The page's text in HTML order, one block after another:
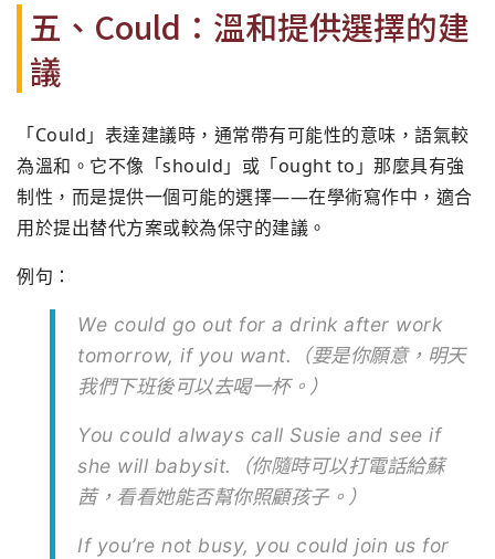
五、Could：溫和提供選擇的建
議
「Could」表達建議時，通常帶有可能性的意味，語氣較
為溫和。它不像「should」或「ought to」那麼具有強
制性，而是提供一個可能的選擇——在學術寫作中，適合
用於提出替代方案或較為保守的建議。
例句：
We could go out for a drink after work
tomorrow, if you want.（要是你願意，明天
我們下班後可以去喝一杯。）
You could always call Susie and see if
she will babysit.（你隨時可以打電話給蘇
茜，看看她能否幫你照顧孩子。）
If you’re not busy, you could join us for